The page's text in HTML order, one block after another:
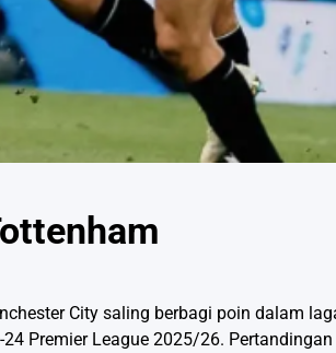
City saling berbagi poin dalam
Premier League 2025/26.